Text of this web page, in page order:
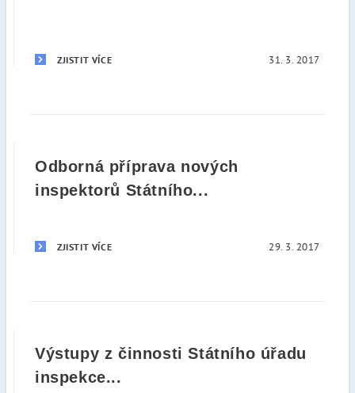
ZJISTIT VÍCE 31. 3. 2017
Odborná příprava nových
inspektorů Státního...
ZJISTIT VÍCE 29. 3. 2017
Výstupy z činnosti Státního úřadu
inspekce...